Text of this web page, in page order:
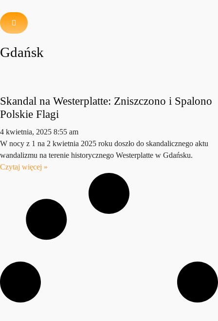
Gdańsk
Skandal na Westerplatte: Zniszczono i Spalono
Polskie Flagi
4 kwietnia, 2025 8:55 am
W nocy z 1 na 2 kwietnia 2025 roku doszło do skandalicznego aktu
wandalizmu na terenie historycznego Westerplatte w Gdańsku.
Czytaj więcej »